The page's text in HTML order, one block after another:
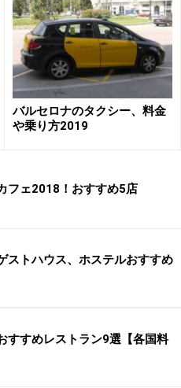
が親交のあった建築家、ガ
頼しました。今のグラシア
心部にほど近く賑わいのあ
がいっぱいの市街地。ビセ
時には、広い庭に特徴のあ
。
バルセロナのタクシー、料金
や乗り方2019
フェ2018！おすすめ5店
ストハウス、ホステルおすすめ
すすめレストラン9選【各国料